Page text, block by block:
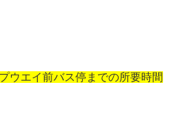
ウエイ前バス停までの所要時間